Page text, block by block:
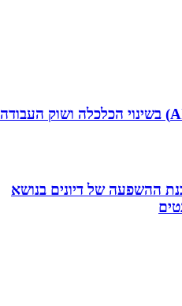
ההשפעה של דיונים בנושא